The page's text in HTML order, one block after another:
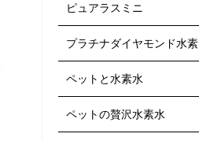
ピュアラスミニ
プラチナダイヤモンド水素
ペットと水素水
ペットの贅沢水素水